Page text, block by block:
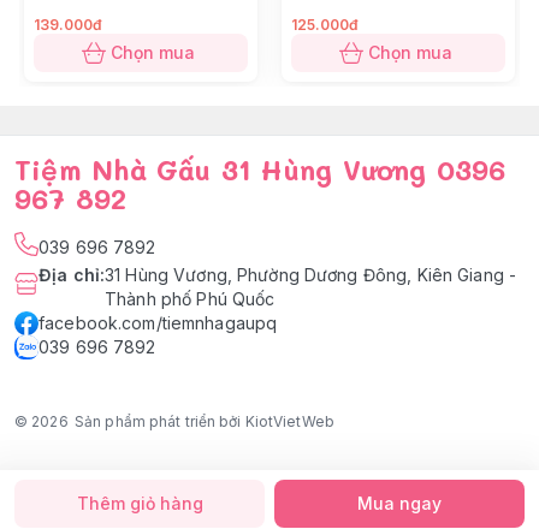
Thêm giỏ hàng Mua ngay
139.000đ
Chọn mua
125.000đ
Chọn mua
Tiệm Nhà Gấu 31 Hùng Vương 0396
967 892
039 696 7892
Địa chỉ:31 Hùng Vương, Phường Dương Đông, Kiên Giang -
Thành phố Phú Quốc
facebook.com/tiemnhagaupq
039 696 7892
© 2026 Sản phẩm phát triển bởi KiotVietWeb